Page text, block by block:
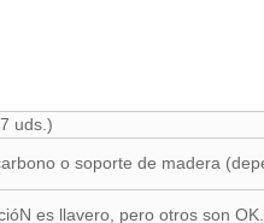
uds.)
o soporte de madera
es llavero, pero otros son OK.